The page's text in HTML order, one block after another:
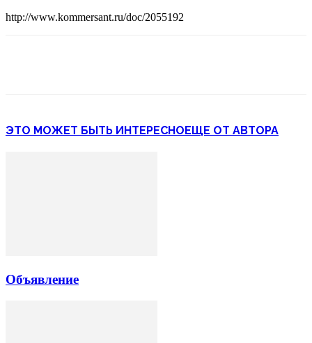
http://www.kommersant.ru/doc/2055192
ЭТО МОЖЕТ БЫТЬ ИНТЕРЕСНОЕЩЕ ОТ АВТОРА
Объявление